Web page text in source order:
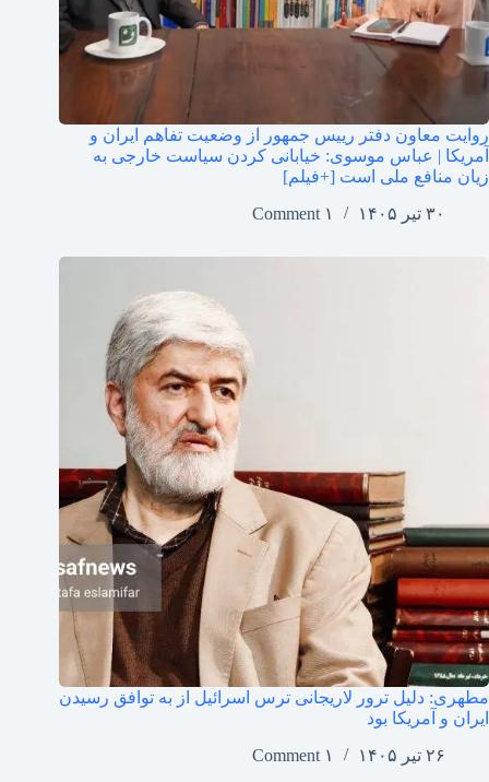
روایت معاون دفتر رییس جمهور از وضعیت تفاهم ایران و
آمریکا | عباس موسوی: خیابانی کردن سیاست خارجی به
زیان منافع ملی است [+فیلم]
۳۰ تیر ۱۴۰۵
۱ Comment
مطهری: دلیل ترور لاریجانی ترس اسرائیل از به توافق رسیدن
ایران و آمریکا بود
۲۶ تیر ۱۴۰۵
۱ Comment